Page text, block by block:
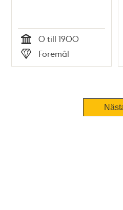
Tid
0 till 1900
Typ
Föremål